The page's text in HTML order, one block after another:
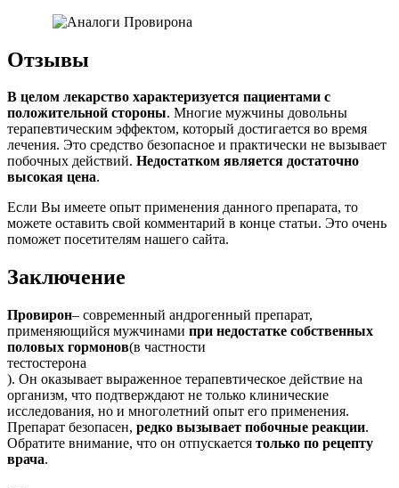
Отзывы
В целом лекарство характеризуется пациентами с
положительной стороны. Многие мужчины довольны
терапевтическим эффектом, который достигается во время
лечения. Это средство безопасное и практически не вызывает
побочных действий. Недостатком является достаточно
высокая цена.
Если Вы имеете опыт применения данного препарата, то
можете оставить свой комментарий в конце статьи. Это очень
поможет посетителям нашего сайта.
Заключение
Провирон– современный андрогенный препарат,
применяющийся мужчинами при недостатке собственных
половых гормонов(в частности
тестостерона
). Он оказывает выраженное терапевтическое действие на
организм, что подтверждают не только клинические
исследования, но и многолетний опыт его применения.
Препарат безопасен, редко вызывает побочные реакции.
Обратите внимание, что он отпускается только по рецепту
врача.